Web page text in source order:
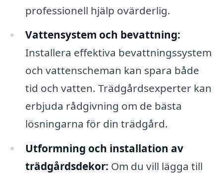
professionell hjälp ovärderlig.
Vattensystem och bevattning:
Installera effektiva bevattningssystem
och vattenscheman kan spara både
tid och vatten. Trädgårdsexperter kan
erbjuda rådgivning om de bästa
lösningarna för din trädgård.
Utformning och installation av
trädgårdsdekor: Om du vill lägga till